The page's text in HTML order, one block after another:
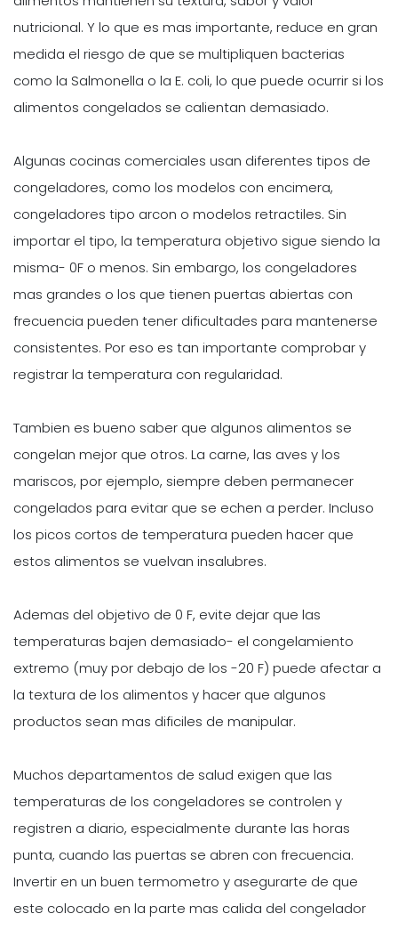
nutricional. Y lo que es mas importante, reduce en gran
medida el riesgo de que se multipliquen bacterias
como la Salmonella o la E. coli, lo que puede ocurrir si los
alimentos congelados se calientan demasiado.
Algunas cocinas comerciales usan diferentes tipos de
congeladores, como los modelos con encimera,
congeladores tipo arcon o modelos retractiles. Sin
importar el tipo, la temperatura objetivo sigue siendo la
misma- 0F o menos. Sin embargo, los congeladores
mas grandes o los que tienen puertas abiertas con
frecuencia pueden tener dificultades para mantenerse
consistentes. Por eso es tan importante comprobar y
registrar la temperatura con regularidad.
Tambien es bueno saber que algunos alimentos se
congelan mejor que otros. La carne, las aves y los
mariscos, por ejemplo, siempre deben permanecer
congelados para evitar que se echen a perder. Incluso
los picos cortos de temperatura pueden hacer que
estos alimentos se vuelvan insalubres.
Ademas del objetivo de 0 F, evite dejar que las
temperaturas bajen demasiado- el congelamiento
extremo (muy por debajo de los -20 F) puede afectar a
la textura de los alimentos y hacer que algunos
productos sean mas dificiles de manipular.
Muchos departamentos de salud exigen que las
temperaturas de los congeladores se controlen y
registren a diario, especialmente durante las horas
punta, cuando las puertas se abren con frecuencia.
Invertir en un buen termometro y asegurarte de que
este colocado en la parte mas calida del congelador